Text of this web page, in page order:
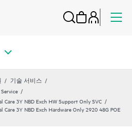
기술 서비스
3Y NBD Exch HW Support Only SVC
3Y NBD Exch Hardware Only 2920 48G POE